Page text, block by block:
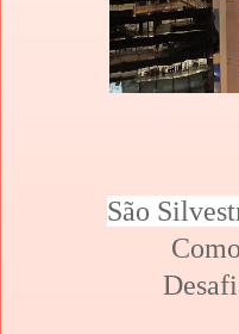
São